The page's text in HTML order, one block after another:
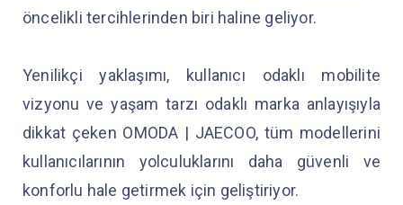
öncelikli tercihlerinden biri haline geliyor.
Yenilikçi yaklaşımı, kullanıcı odaklı mobilite
vizyonu ve yaşam tarzı odaklı marka anlayışıyla
dikkat çeken OMODA | JAECOO, tüm modellerini
kullanıcılarının yolculuklarını daha güvenli ve
konforlu hale getirmek için geliştiriyor.